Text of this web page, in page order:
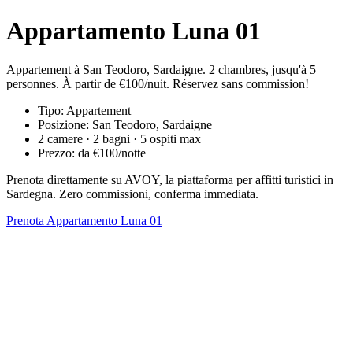
Appartamento Luna 01
Appartement à San Teodoro, Sardaigne. 2 chambres, jusqu'à 5
personnes. À partir de €100/nuit. Réservez sans commission!
Tipo: Appartement
Posizione: San Teodoro, Sardaigne
2 camere · 2 bagni · 5 ospiti max
Prezzo: da €100/notte
Prenota direttamente su AVOY, la piattaforma per affitti turistici in
Sardegna. Zero commissioni, conferma immediata.
Prenota Appartamento Luna 01